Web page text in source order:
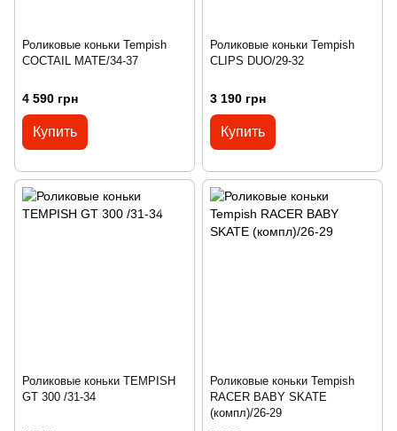
Роликовые коньки Tempish
COCTAIL MATE/34-37
4 590 грн
Купить
Роликовые коньки Tempish
CLIPS DUO/29-32
3 190 грн
Купить
Роликовые коньки TEMPISH
GT 300 /31-34
Роликовые коньки Tempish
RACER BABY SKATE
(компл)/26-29